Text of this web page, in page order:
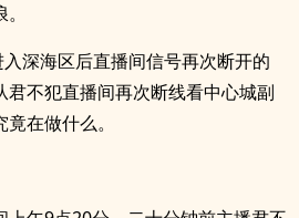
入深海区后直播间信号再次断开的
不犯直播间再次断线看中心城副
在做什么。